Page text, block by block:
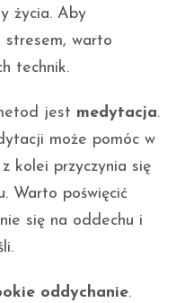
życia. Aby
warto
technik.
jest medytacja.
może pomóc w
z kolei przyczynia się
Warto poświęcić
się na oddechu i
oddychanie.